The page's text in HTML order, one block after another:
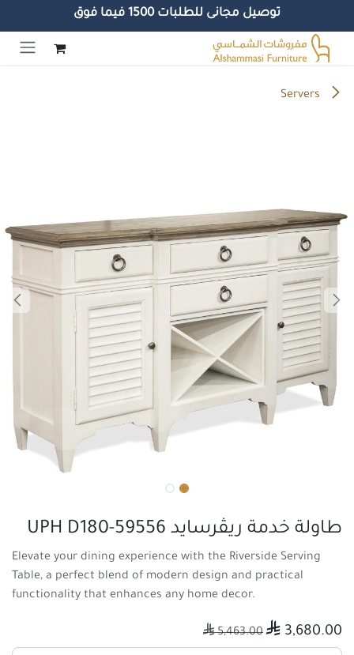
توصيل مجانى للطلبات 1500 فيما فوق
تخطي للذهاب إلى المحتوى
طاولة خدمة ريڤرسايد UPH D180-59556
Elevate your dining experience with the Riverside Serving
Table, a perfect blend of modern design and practical
functionality that enhances any home decor.
3,680.00
5,463.00
